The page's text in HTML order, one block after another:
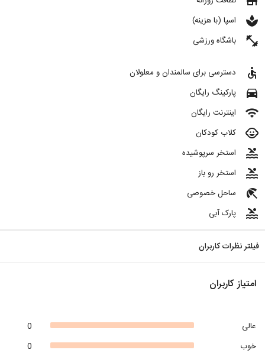
spa اسپا (با هزینه)
fitness_center باشگاه ورزشی
accessible دسترسی برای سالمندان و معلولان
directions_car پارکینگ رایگان
wifi اینترنت رایگان
child_care کلاب کودکان
pool استخر سرپوشیده
pool استخر رو باز
beach_access ساحل خصوصی
pool پارک آبی
فیلتر نظرات کاربران
امتیاز کاربران
0
عالی
0
خوب